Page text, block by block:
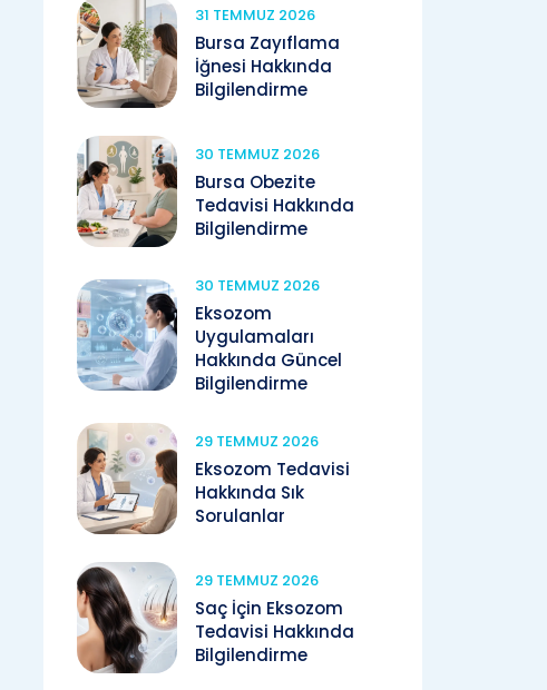
31 TEMMUZ 2026
Bursa Zayıflama
İğnesi Hakkında
Bilgilendirme
30 TEMMUZ 2026
Bursa Obezite
Tedavisi Hakkında
Bilgilendirme
30 TEMMUZ 2026
Eksozom
Uygulamaları
Hakkında Güncel
Bilgilendirme
29 TEMMUZ 2026
Eksozom Tedavisi
Hakkında Sık
Sorulanlar
29 TEMMUZ 2026
Saç İçin Eksozom
Tedavisi Hakkında
Bilgilendirme